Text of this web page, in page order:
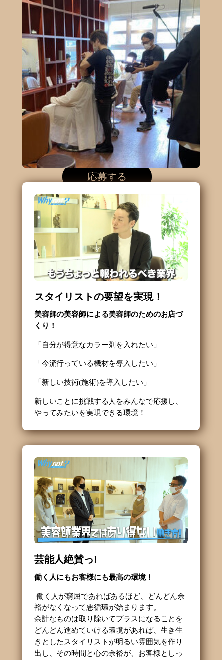
ビジネス×美
容×自由
応募する
スタイリストの要望を実現！
美容師の美容師による美容師のためのお店づ
くり！
「自分が得意なカラー剤を入れたい」
「今流行っている機材を導入したい」
「新しい技術(施術)を導入したい」
新しいことに挑戦する人をみんなで応援し、
やってみたいを実現できる環境！
芸能人絶賛っ!
働く人にもお客様にも最高の環境！
働く人が窮屈であればあるほど、どんどん余
裕がなくなって悪循環が始まります。
余計なものは取り除いてプラスになることを
どんどん進めていける環境があれば、生き生
きとしたスタイリストが明るい雰囲気を作り
出し、その時間と心の余裕が、お客様としっ